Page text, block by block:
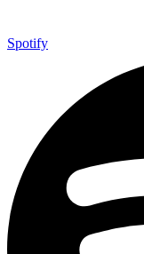
Spotify